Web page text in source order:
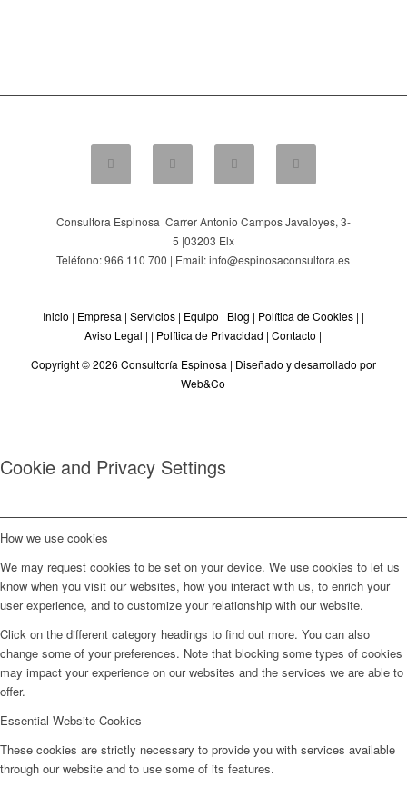
Consultora Espinosa |Carrer Antonio Campos Javaloyes, 3-
5 |03203 Elx
Teléfono: 966 110 700 | Email: info@espinosaconsultora.es
Inicio | Empresa | Servicios| Equipo | Blog | Política de Cookies| |
Aviso Legal | | Política de Privacidad |Contacto |
Copyright © 2026 Consultoría Espinosa | Diseñado y desarrollado por
Web&Co
Cookie and Privacy Settings
How we use cookies
We may request cookies to be set on your device. We use cookies to let us
know when you visit our websites, how you interact with us, to enrich your
user experience, and to customize your relationship with our website.
Click on the different category headings to find out more. You can also
change some of your preferences. Note that blocking some types of cookies
may impact your experience on our websites and the services we are able to
offer.
Essential Website Cookies
These cookies are strictly necessary to provide you with services available
through our website and to use some of its features.